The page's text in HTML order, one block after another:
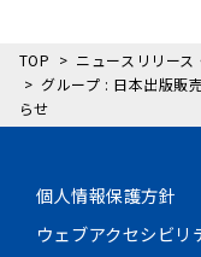
TOP
ニュースリリー
グループ : 日本出版販
らせ
個人情報保護方針
ウェブアクセシビリ